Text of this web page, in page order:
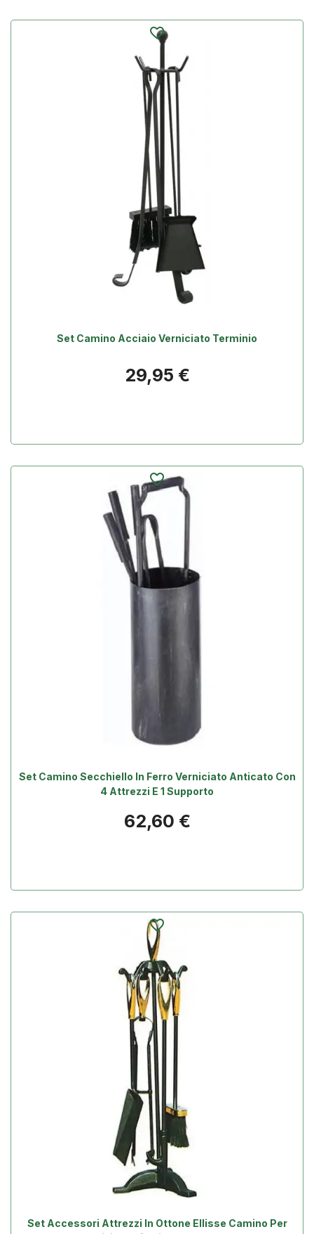
Set Camino Acciaio Verniciato Terminio
Prezzo
29,95 €
Set Camino Secchiello In Ferro Verniciato Anticato Con
4 Attrezzi E 1 Supporto
Prezzo
62,60 €
Set Accessori Attrezzi In Ottone Ellisse Camino Per